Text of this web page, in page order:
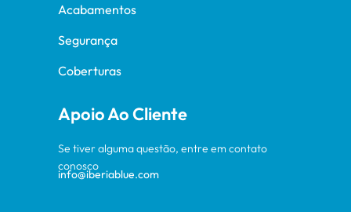
Acabamentos
Segurança
Coberturas
Apoio Ao Cliente
Se tiver alguma questão, entre em contato
conosco
info@iberiablue.com